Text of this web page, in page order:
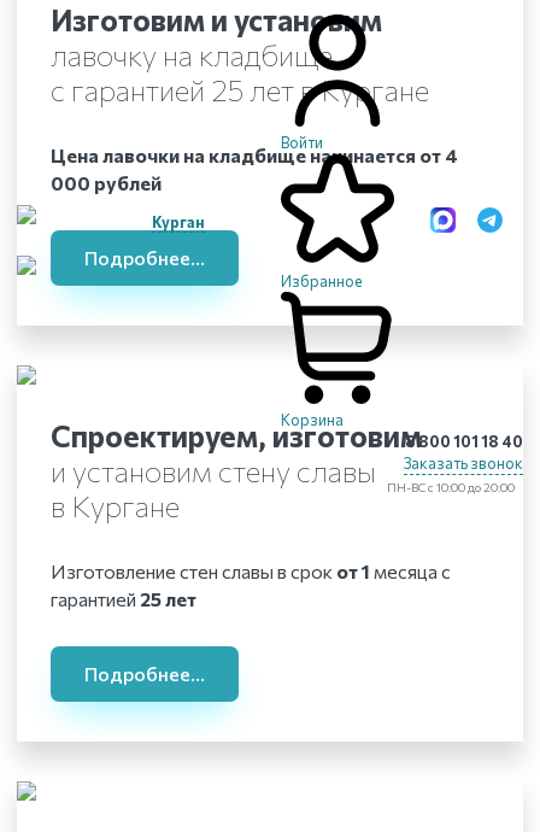
Курган
Войти
Избранное
Корзина
8 800 101 18 40
Заказать звонок
ПН-ВС с 10:00 до 20:00
Изготовим и установим
лавочку на кладбище
с гарантией 25 лет в Кургане
Цена лавочки на кладбище начинается от 4
000 рублей
Подробнее...
Спроектируем, изготовим
и установим стену славы
в Кургане
Изготовление стен славы в срок от 1 месяца с
гарантией 25 лет
Подробнее...